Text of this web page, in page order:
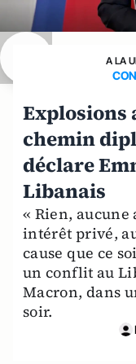
A LA
Explosions
chemin
déclare
Libanais
« Rien,
intérêt privé,
cause que ce
un conflit au
Macron, dans
soir.